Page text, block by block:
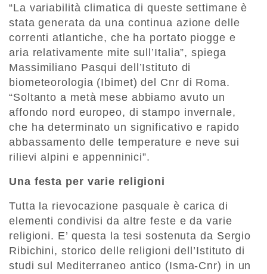
“La variabilità climatica di queste settimane è
stata generata da una continua azione delle
correnti atlantiche, che ha portato piogge e
aria relativamente mite sull’Italia”, spiega
Massimiliano Pasqui dell’Istituto di
biometeorologia (Ibimet) del Cnr di Roma.
“Soltanto a metà mese abbiamo avuto un
affondo nord europeo, di stampo invernale,
che ha determinato un significativo e rapido
abbassamento delle temperature e neve sui
rilievi alpini e appenninici”.
Una festa per varie religioni
Tutta la rievocazione pasquale è carica di
elementi condivisi da altre feste e da varie
religioni. E’ questa la tesi sostenuta da Sergio
Ribichini, storico delle religioni dell’Istituto di
studi sul Mediterraneo antico (Isma-Cnr) in un